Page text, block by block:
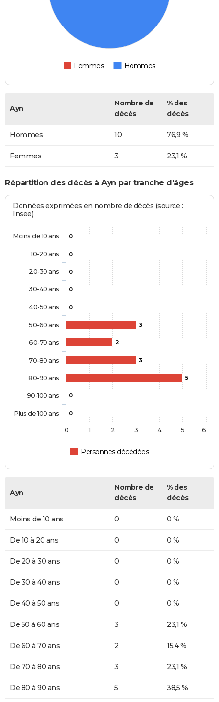
Femmes Hommes
Ayn
Nombre de
décès
% des
décès
Hommes 10 76,9 %
Femmes 3 23,1 %
Répartition des décès à Ayn par tranche d'âges
Données exprimées en nombre de décès (source :
Insee)
0
0
0
0
0
3
2
3
5
0
0
Personnes décédées
Moins de 10 ans
10-20 ans
20-30 ans
30-40 ans
40-50 ans
50-60 ans
60-70 ans
70-80 ans
80-90 ans
90-100 ans
Plus de 100 ans
0 1 2 3 4 5 6
Ayn
Nombre de
décès
% des
décès
Moins de 10 ans 0 0 %
De 10 à 20 ans 0 0 %
De 20 à 30 ans 0 0 %
De 30 à 40 ans 0 0 %
De 40 à 50 ans 0 0 %
De 50 à 60 ans 3 23,1 %
De 60 à 70 ans 2 15,4 %
De 70 à 80 ans 3 23,1 %
De 80 à 90 ans 5 38,5 %